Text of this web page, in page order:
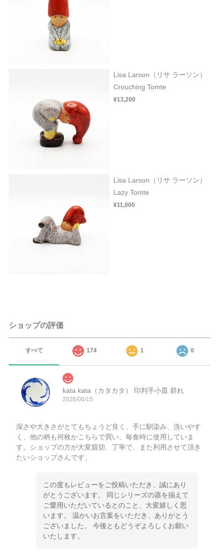
Lisa Larson（リサ ラーソン）
Crouching Tomte
¥13,200
Lisa Larson（リサ ラーソン）
Lazy Tomte
¥11,000
ショップの評価
すべて 174 1 0
kata kata（カタカタ） 印判手小皿 群れ
2026/06/15
深さや大きさがとてもちょうど良く、手に馴染み、洗いやす
く、他の柄も何枚かこちらで買い、毎食時に使用していま
す。ショップの方が大変親切、丁寧で、また利用させて頂き
たいショップさんです。
この度もレビューをご投稿いただき、誠にあり
がとうございます。 同じシリーズの器を揃えて
ご愛用いただいているとのこと、大変嬉しく思
います。 温かいお言葉をいただき、ありがとう
ございました。 今後ともどうぞよろしくお願い
いたします。